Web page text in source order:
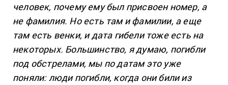
человек, почему ему был присвоен номер, а
не фамилия. Но есть там и фамилии, а еще
там есть венки, и дата гибели тоже есть на
некоторых. Большинство, я думаю, погибли
под обстрелами, мы по датам это уже
поняли: люди погибли, когда они били из